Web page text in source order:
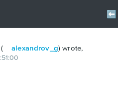
alexandrov_g) wrote,